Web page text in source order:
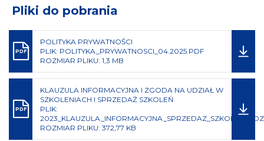
Pliki do pobrania
PDF
POLITYKA PRYWATNOŚCI
PLIK: POLITYKA_PRYWATNOSCI_04.2025.PDF
ROZMIAR PLIKU: 1,3 MB
PDF
KLAUZULA INFORMACYJNA I ZGODA NA UDZIAŁ W
SZKOLENIACH I SPRZEDAŻ SZKOLEŃ
PLIK:
ROZMIAR PLIKU: 372,77 KB